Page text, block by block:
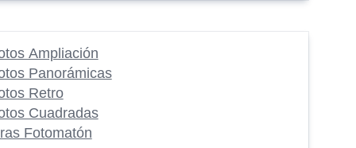
Ampliación
Panorámicas
Retro
Cuadradas
Fotomatón